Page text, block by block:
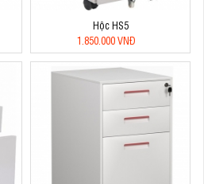
Hộc HS5
1.850.000 VNĐ